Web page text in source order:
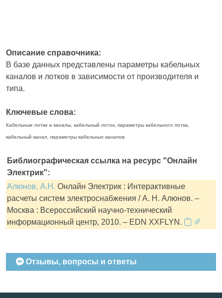
Описание справочника:
В базе данных представлены параметры кабельных
каналов и лотков в зависимости от производителя и
типа.
Ключевые слова:
Кабельные лотки и каналы, кабельный лоток, параметры кабельного лотка,
кабельный канал, параметры кабельных каналов
Библиографическая ссылка на ресурс "Онлайн
Электрик":
Алюнов, А.Н. Онлайн Электрик : Интерактивные
расчеты систем электроснабжения / А. Н. Алюнов. –
Москва : Всероссийский научно-технический
информационный центр, 2010. – EDN XXFLYN.
Отзывы, вопросы и ответы